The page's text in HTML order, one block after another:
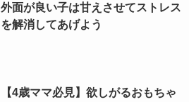
外面が良い子は甘えさせてストレス
を解消してあげよう
【4歳ママ必見】欲しがるおもちゃ